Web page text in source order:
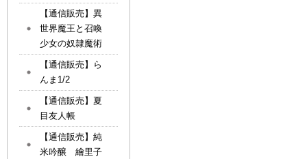
【通信販売】異
世界魔王と召喚
少女の奴隷魔術
【通信販売】ら
んま1/2
【通信販売】夏
目友人帳
【通信販売】純
米吟醸 繪里子